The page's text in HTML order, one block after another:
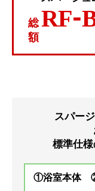
総
額
RF-
スパー
標準仕
①浴室本体